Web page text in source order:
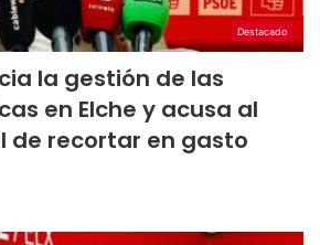
Destacado
la gestión de las
en Elche y acusa al
de recortar en gasto